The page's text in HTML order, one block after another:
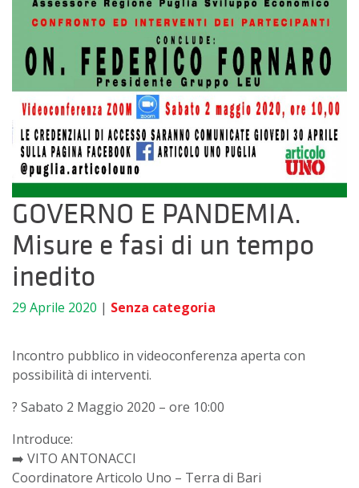
GOVERNO E PANDEMIA.
Misure e fasi di un tempo
inedito
29 Aprile 2020 | Senza categoria
Incontro pubblico in videoconferenza aperta con
possibilità di interventi.
? Sabato 2 Maggio 2020 – ore 10:00
Introduce:
➡️ VITO ANTONACCI
Coordinatore Articolo Uno – Terra di Bari